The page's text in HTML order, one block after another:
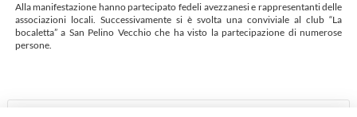
Alla manifestazione hanno partecipato fedeli avezzanesi e rappresentanti delle
associazioni locali. Successivamente si è svolta una conviviale al club “La
bocaletta” a San Pelino Vecchio che ha visto la partecipazione di numerose
persone.